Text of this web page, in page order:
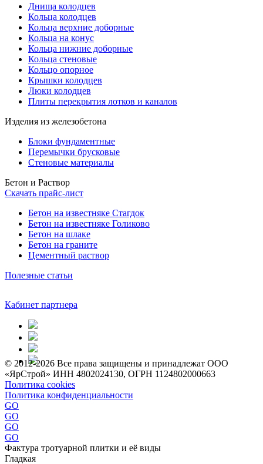
Днища колодцев
Кольца колодцев
Кольца верхние доборные
Кольца на конус
Кольца нижние доборные
Кольца стеновые
Кольцо опорное
Крышки колодцев
Люки колодцев
Плиты перекрытия лотков и каналов
Изделия из железобетона
Блоки фундаментные
Перемычки брусковые
Стеновые материалы
Бетон и Раствор
Скачать прайс-лист
Бетон на известняке Стагдок
Бетон на известняке Голиково
Бетон на шлаке
Бетон на граните
Цементный раствор
Полезные статьи
Кабинет партнера
© 2012-2026 Все права защищены и принадлежат ООО
«ЯрСтрой» ИНН 4802024130, ОГРН 1124802000663
Политика cookies
Политика конфиденциальности
GO
GO
GO
GO
Фактура тротуарной плитки и её виды
Гладкая